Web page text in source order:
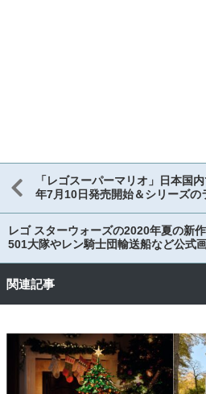
「レゴスーパーマリオ」日本国
年7月10日発売開始＆シリーズの
レゴ スターウォーズの2020年夏の新
501大隊やレン騎士団輸送船など公式
関連記事